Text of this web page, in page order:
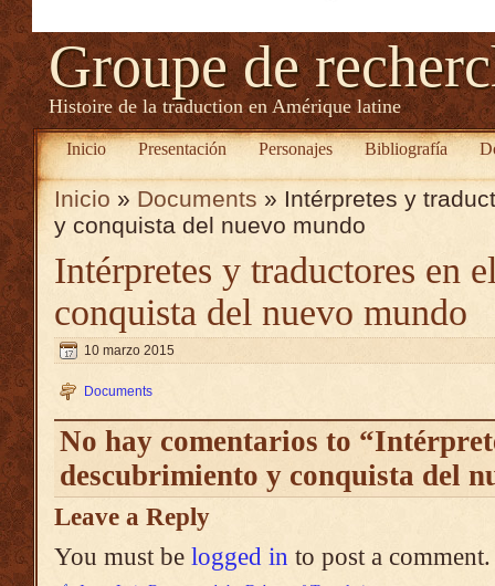
Groupe de
Histoire de la traduction en Amérique latine
Inicio Presentación Personajes Bibliografía
Inicio » Documents » Intérpretes y
y conquista del nuevo mundo
Intérpretes y traductores en
conquista del nuevo mundo
10 marzo 2015
Documents
No hay comentarios to
descubrimiento y conquista del
Leave a Reply
You must be logged in to post a comment.